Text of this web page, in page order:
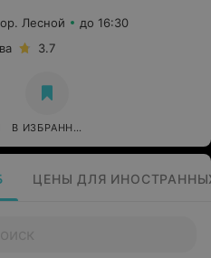
Лесной
до 16:30
3.7
В ИЗБРАННОЕ
ЦЕНЫ ДЛЯ